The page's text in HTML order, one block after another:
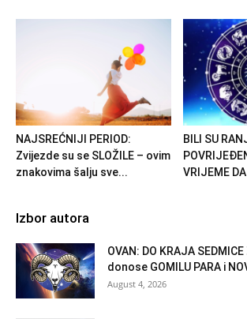
NAJSREĆNIJI PERIOD:
Zvijezde su se SLOŽILE – ovim
znakovima šalju sve...
BILI SU
VRIJEME
Izbor autora
OVAN: DO KRAJA
donose GOMILU PARA i
August 4, 2026